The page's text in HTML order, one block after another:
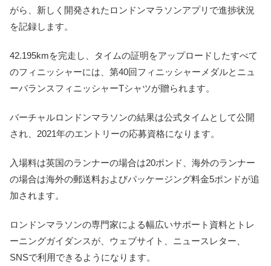
がら、新しく開発されたロンドンマラソンアプリで進捗状況
を記録します。
42.195kmを完走し、タイムの証明をアップロードしたすべて
のフィニッシャーには、第40回フィニッシャーメダルとニュ
ーバランスフィニッシャーTシャツが贈られます。
バーチャルロンドンマラソンの結果は公式タイムとして公開
され、2021年のエントリーの応募資格になります。
入場料は英国のランナーの場合は20ポンド、海外のランナー
の場合は海外の郵送料およびパッケージング料金5ポンドが追
加されます。
ロンドンマラソンの専門家による幅広いサポート資料とトレ
ーニングガイダンスが、ウェブサイト、ニュースレター、
SNSで利用できるようになります。